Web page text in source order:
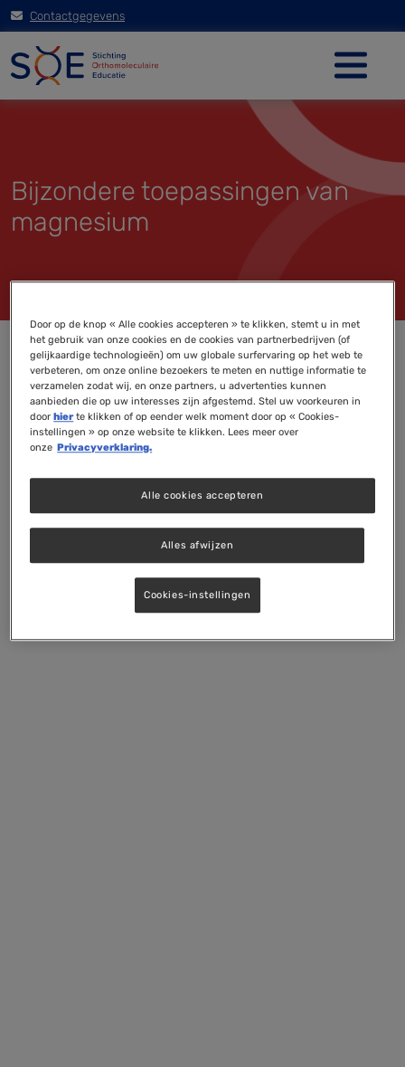
Contactgegevens
Bijzondere toepassingen van
magnesium
Door op de knop « Alle cookies accepteren » te klikken, stemt u in met
het gebruik van onze cookies en de cookies van partnerbedrijven (of
gelijkaardige technologieën) om uw globale surfervaring op het web te
verbeteren, om onze online bezoekers te meten en nuttige informatie te
verzamelen zodat wij, en onze partners, u advertenties kunnen
aanbieden die op uw interesses zijn afgestemd. Stel uw voorkeuren in
doorhierte klikken of op eender welk moment door op « Cookies-
instellingen » op onze website te klikken. Lees meer over
onze Privacyverklaring.
Alles afwijzen
Alle cookies accepteren
Cookies-instellingen